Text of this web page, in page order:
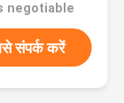
negotiable
संपर्क करें